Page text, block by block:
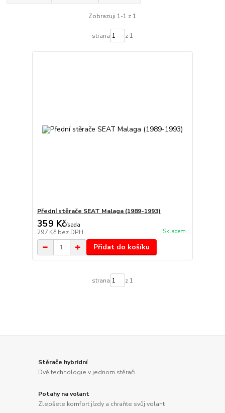
Zobrazuji 1-1 z 1
strana z 1
Přední stěrače SEAT Malaga (1989-1993)
359 Kč/sada
297 Kč bez DPH Skladem
Přidat do košíku
strana z 1
Stěrače hybridní
Dvě technologie v jednom stěrači
Potahy na volant
Zlepšete komfort jízdy a chraňte svůj volant